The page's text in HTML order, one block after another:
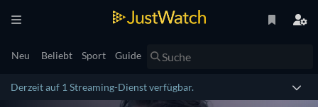
Neu Beliebt Sport Guide
Derzeit auf 1 Streaming-Dienst verfügbar.